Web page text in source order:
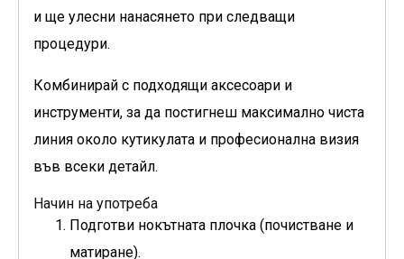
и ще улесни нанасянето при следващи
процедури.
Комбинирай с подходящи аксесоари и
инструменти, за да постигнеш максимално чиста
линия около кутикулата и професионална визия
във всеки детайл.
Начин на употреба
Подготви нокътната плочка (почистване и
матиране).